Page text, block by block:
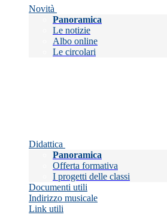
Novità
Panoramica
Le notizie
Albo online
Le circolari
Didattica
Panoramica
Offerta formativa
I progetti delle classi
Documenti utili
Indirizzo musicale
Link utili